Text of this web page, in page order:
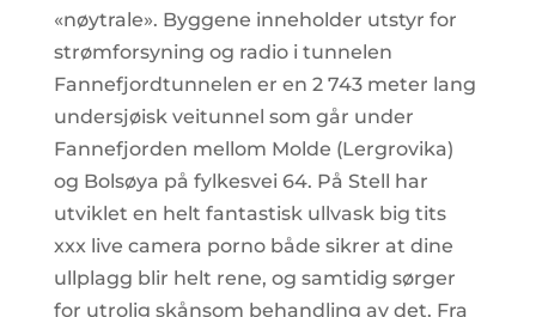
«nøytrale». Byggene inneholder utstyr for
strømforsyning og radio i tunnelen
Fannefjordtunnelen er en 2 743 meter lang
undersjøisk veitunnel som går under
Fannefjorden mellom Molde (Lergrovika)
og Bolsøya på fylkesvei 64. På Stell har
utviklet en helt fantastisk ullvask big tits
xxx live camera porno både sikrer at dine
ullplagg blir helt rene, og samtidig sørger
for utrolig skånsom behandling av det. Fra